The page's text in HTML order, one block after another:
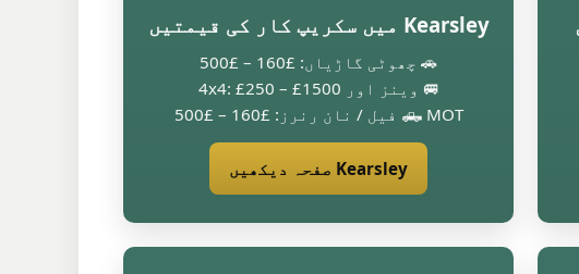
Kearsley میں سکریپ کار کی قیمتیں
🚗 چھوٹی گاڑیاں: £160 – £500
🚐 وینز اور 4x4: £250 – £1500
🛻 MOT فیل / نان رنرز: £160 – £500
Kearsley صفحہ دیکھیں